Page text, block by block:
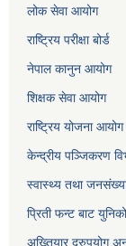
लोक सेवा आयोग
राष्ट्रिय परीक्षा बोर्ड
नेपाल कानुन आयोग
शिक्षक सेवा आयोग
राष्ट्रिय योजना आयोग
केन्द्रीय पञ्जिकरण
स्वास्थ्य तथा
प्रिती फन्ट बाट
अख्तियार दुरुपयोग